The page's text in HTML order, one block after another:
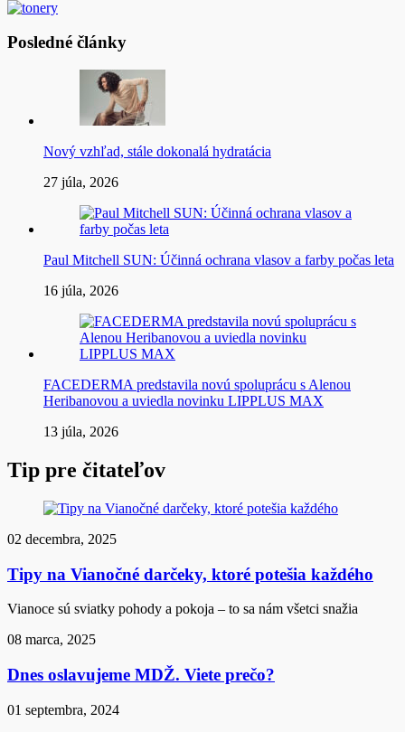
Posledné články
Nový vzhľad, stále dokonalá hydratácia
27 júla, 2026
Paul Mitchell SUN: Účinná ochrana vlasov a farby počas leta
16 júla, 2026
FACEDERMA predstavila novú spoluprácu s Alenou
Heribanovou a uviedla novinku LIPPLUS MAX
13 júla, 2026
Tip pre čitateľov
02 decembra, 2025
Tipy na Vianočné darčeky, ktoré potešia každého
Vianoce sú sviatky pohody a pokoja – to sa nám všetci snažia
08 marca, 2025
Dnes oslavujeme MDŽ. Viete prečo?
01 septembra, 2024